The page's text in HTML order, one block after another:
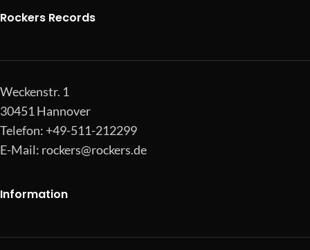
Rockers Records
Weckenstr. 1
30451 Hannover
Telefon: +49-511-212299
E-Mail: rockers@rockers.de
Information